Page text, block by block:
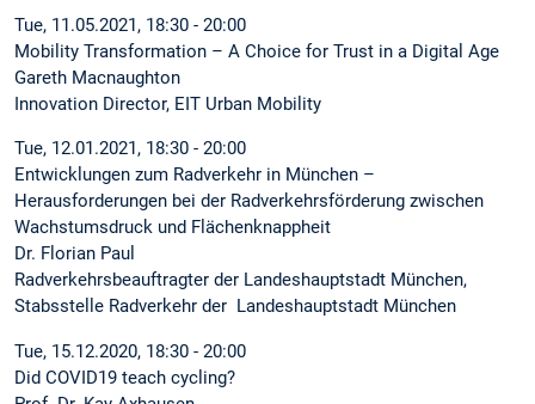
Tue, 11.05.2021, 18:30 - 20:00
Mobility Transformation – A Choice for Trust in a Digital Age
Gareth Macnaughton
Innovation Director, EIT Urban Mobility
Tue, 12.01.2021, 18:30 - 20:00
Entwicklungen zum Radverkehr in München –
Herausforderungen bei der Radverkehrsförderung zwischen
Wachstumsdruck und Flächenknappheit
Dr. Florian Paul
Radverkehrsbeauftragter der Landeshauptstadt München,
Stabsstelle Radverkehr der Landeshauptstadt München
Tue, 15.12.2020, 18:30 - 20:00
Did COVID19 teach cycling?